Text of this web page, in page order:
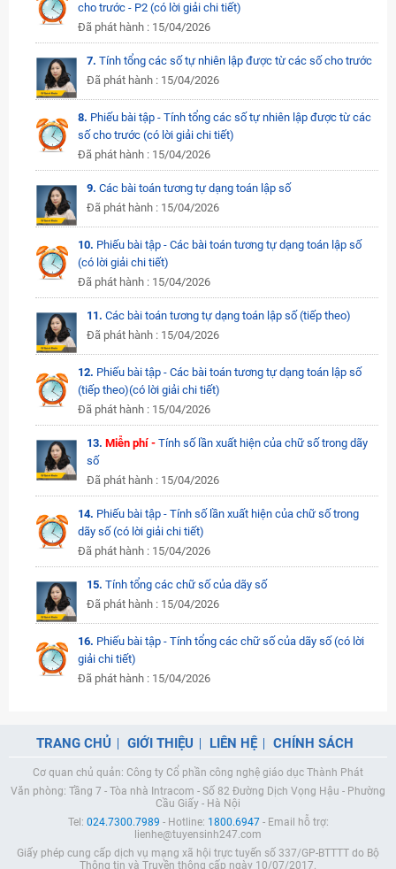
cho trước - P2 (có lời giải chi tiết)
Đã phát hành : 15/04/2026
7. Tính tổng các số tự nhiên lập được từ các số cho trước
Đã phát hành : 15/04/2026
8. Phiếu bài tập - Tính tổng các số tự nhiên lập được từ các
số cho trước (có lời giải chi tiết)
Đã phát hành : 15/04/2026
9. Các bài toán tương tự dạng toán lập số
Đã phát hành : 15/04/2026
10. Phiếu bài tập - Các bài toán tương tự dạng toán lập số
(có lời giải chi tiết)
Đã phát hành : 15/04/2026
11. Các bài toán tương tự dạng toán lập số (tiếp theo)
Đã phát hành : 15/04/2026
12. Phiếu bài tập - Các bài toán tương tự dạng toán lập số
(tiếp theo)(có lời giải chi tiết)
Đã phát hành : 15/04/2026
13. Miễn phí - Tính số lần xuất hiện của chữ số trong dãy
số
Đã phát hành : 15/04/2026
14. Phiếu bài tập - Tính số lần xuất hiện của chữ số trong
dãy số (có lời giải chi tiết)
Đã phát hành : 15/04/2026
15. Tính tổng các chữ số của dãy số
Đã phát hành : 15/04/2026
16. Phiếu bài tập - Tính tổng các chữ số của dãy số (có lời
giải chi tiết)
Đã phát hành : 15/04/2026
TRANG CHỦ GIỚI THIỆU LIÊN HỆ CHÍNH SÁCH
Cơ quan chủ quản: Công ty Cổ phần công nghệ giáo dục Thành Phát
Văn phòng: Tầng 7 - Tòa nhà Intracom - Số 82 Đường Dịch Vọng Hậu - Phường
Cầu Giấy - Hà Nội
Tel: 024.7300.7989 - Hotline: 1800.6947- Email hỗ trợ:
lienhe@tuyensinh247.com
Giấy phép cung cấp dịch vụ mạng xã hội trực tuyến số 337/GP-BTTTT do Bộ
Thông tin và Truyền thông cấp ngày 10/07/2017.